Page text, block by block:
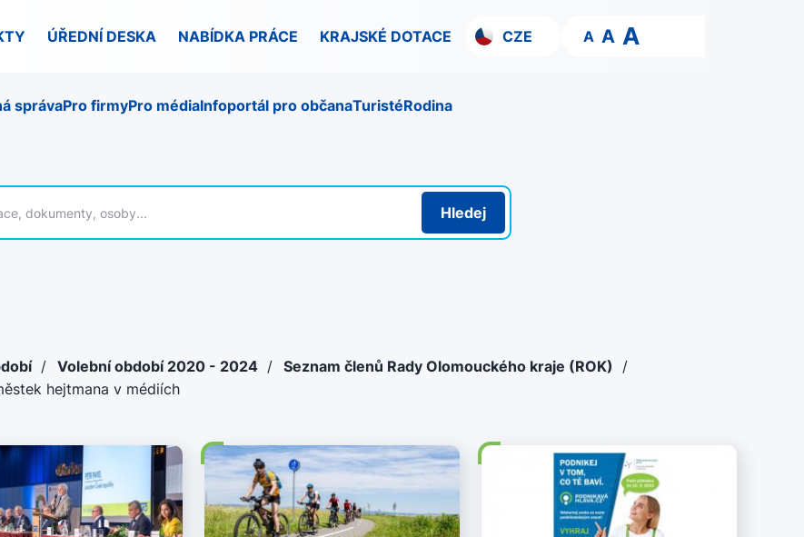
ÚŘEDNÍ DESKA NABÍDKA PRÁCE KRAJSKÉ DOTACE CZE A A A
správaPro firmyPro médiaInfoportál pro občanaTuristéRodina
Hledej
/ Volební období 2020 - 2024 / Seznam členů Rady Olomouckého kraje (ROK)
/
hejtmana v médiích